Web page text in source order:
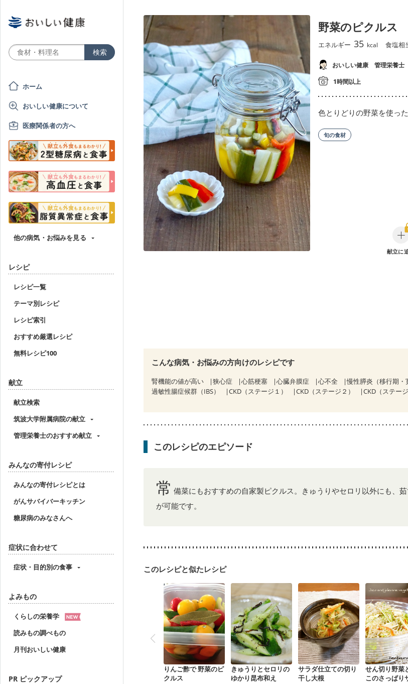
ホーム
おいしい健康について
医療関係者の方へ
他の病気・お悩みを見る
レシピ
レシピ一覧
テーマ別レシピ
レシピ索引
おすすめ厳選レシピ
無料レシピ100
献立
献立検索
筑波大学附属病院の献立
管理栄養士のおすすめ献立
みんなの寄付レシピ
みんなの寄付レシピとは
がんサバイバーキッチン
糖尿病のみなさんへ
症状に合わせて
症状・目的別の食事
よみもの
くらしの栄養学
読みもの調べもの
月刊おいしい健康
PR ピックアップ
野菜のピクルス
エネルギー 35 kcal 食塩相
おいしい健康 管理栄養士
1時間以上
色とりどりの野菜を使った
旬の食材
献立に
こんな病気・お悩みの方向けのレシピです
腎機能の値が高い 狭心症 心筋梗塞 心臓弁膜症 心不全
慢性膵炎（移行期・
過敏性腸症候群（IBS）
CKD（ステージ１） CKD（ステージ２） CKD（ステー
このレシピのエピソード
常 備菜にもおすすめの自家製ピクルス。きゅうりやセロリ以外にも、
が可能です。
このレシピと似たレシピ
りんご酢で 野菜のピ
クルス
きゅうりとセロリの
ゆかり昆布和え
サラダ仕立ての切り
干し大根
せん切り野菜
このさっぱり